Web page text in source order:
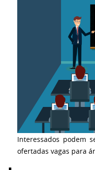
Interessados podem
ofertadas vagas para